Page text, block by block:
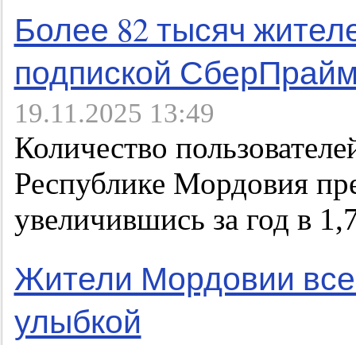
Более 82 тысяч
подпиской
19.11.2025 13:49
Количество
Республике Мордовия
увеличившись за год в
Жители Мордовии
улыбкой